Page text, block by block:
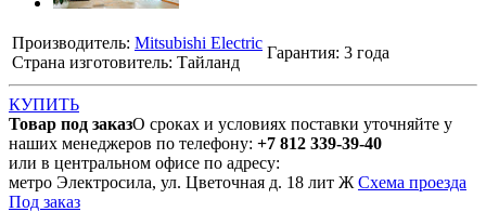
Производитель: Mitsubishi Electric
Страна изготовитель: Тайланд
Гарантия: 3 года
КУПИТЬ
Товар под заказО сроках и условиях поставки уточняйте у
наших менеджеров по телефону: +7 812 339-39-40
или в центральном офисе по адресу:
метро Электросила, ул. Цветочная д. 18 лит Ж Схема проезда
Под заказ